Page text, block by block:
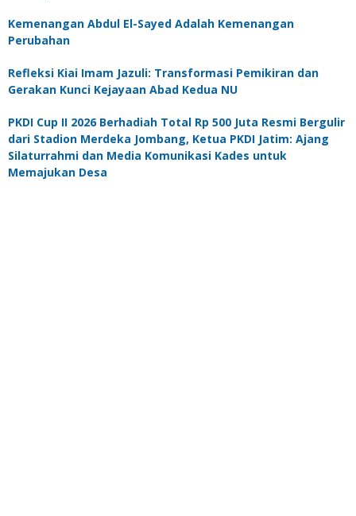
Kemenangan Abdul El-Sayed Adalah Kemenangan
Perubahan
Refleksi Kiai Imam Jazuli: Transformasi Pemikiran dan
Gerakan Kunci Kejayaan Abad Kedua NU
PKDI Cup II 2026 Berhadiah Total Rp 500 Juta Resmi Bergulir
dari Stadion Merdeka Jombang, Ketua PKDI Jatim: Ajang
Silaturrahmi dan Media Komunikasi Kades untuk
Memajukan Desa